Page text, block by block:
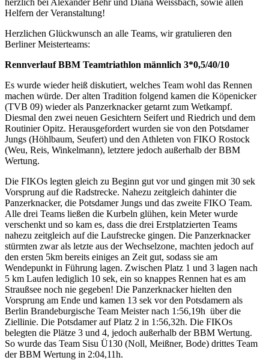
Helfern der Veranstaltung!
Herzlichen Glückwunsch an alle Teams, wir gratulieren den
Berliner Meisterteams:
Rennverlauf BBM Teamtriathlon männlich 3*0,5/40/10
Es wurde wieder heiß diskutiert, welches Team wohl das Rennen
machen würde. Der alten Tradition folgend kamen die Köpenicker
(TVB 09) wieder als Panzerknacker getarnt zum Wetkampf.
Diesmal den zwei neuen Gesichtern Seifert und Riedrich und dem
Routinier Opitz. Herausgefordert wurden sie von den Potsdamer
Jungs (Höhlbaum, Seufert) und den Athleten von FIKO Rostock
(Weu, Reis, Winkelmann), letztere jedoch außerhalb der BBM
Wertung.
Die FIKOs legten gleich zu Beginn gut vor und gingen mit 30 sek
Vorsprung auf die Radstrecke. Nahezu zeitgleich dahinter die
Panzerknacker, die Potsdamer Jungs und das zweite FIKO Team.
Alle drei Teams ließen die Kurbeln glühen, kein Meter wurde
verschenkt und so kam es, dass die drei Erstplatzierten Teams
nahezu zeitgleich auf die Laufstrecke gingen. Die Panzerknacker
stürmten zwar als letzte aus der Wechselzone, machten jedoch auf
den ersten 5km bereits einiges an Zeit gut, sodass sie am
Wendepunkt in Führung lagen. Zwischen Platz 1 und 3 lagen nach
5 km Laufen lediglich 10 sek, ein so knappes Rennen hat es am
Straußsee noch nie gegeben! Die Panzerknacker hielten den
Vorsprung am Ende und kamen 13 sek vor den Potsdamern als
Berlin Brandeburgische Team Meister nach 1:56,19h über die
Ziellinie. Die Potsdamer auf Platz 2 in 1:56,32h. Die FIKOs
belegten die Plätze 3 und 4, jedoch außerhalb der BBM Wertung.
So wurde das Team Sisu Ü130 (Noll, Meißner, Bode) drittes Team
der BBM Wertung in 2:04,11h.